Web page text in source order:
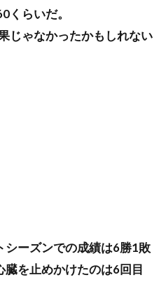
くらいだ。
じゃなかったかもしれない
シーズンでの成績は6勝1敗
を止めかけたのは6回目